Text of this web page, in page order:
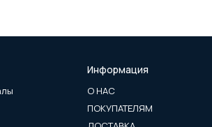
Информация
О НАС
ПОКУПАТЕЛЯМ